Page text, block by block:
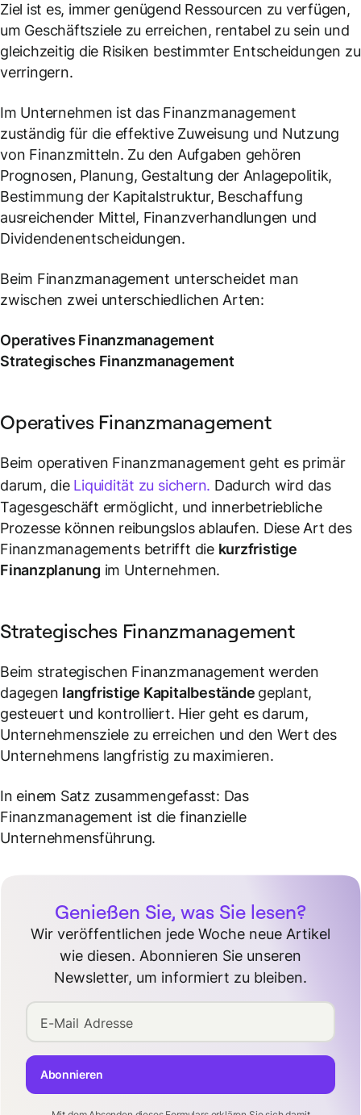
Ziel ist es, immer genügend Ressourcen zu verfügen,
um Geschäftsziele zu erreichen, rentabel zu sein und
gleichzeitig die Risiken bestimmter Entscheidungen zu
verringern.
Im Unternehmen ist das Finanzmanagement
zuständig für die effektive Zuweisung und Nutzung
von Finanzmitteln. Zu den Aufgaben gehören
Prognosen, Planung, Gestaltung der Anlagepolitik,
Bestimmung der Kapitalstruktur, Beschaffung
ausreichender Mittel, Finanzverhandlungen und
Dividendenentscheidungen.
Beim Finanzmanagement unterscheidet man
zwischen zwei unterschiedlichen Arten:
Operatives Finanzmanagement
Strategisches Finanzmanagement
Operatives Finanzmanagement
Beim operativen Finanzmanagement geht es primär
darum, die Liquidität zu sichern. Dadurch wird das
Tagesgeschäft ermöglicht, und innerbetriebliche
Prozesse können reibungslos ablaufen. Diese Art des
Finanzmanagements betrifft die kurzfristige
Finanzplanung im Unternehmen.
Strategisches Finanzmanagement
Beim strategischen Finanzmanagement werden
dagegen langfristige Kapitalbestände geplant,
gesteuert und kontrolliert. Hier geht es darum,
Unternehmensziele zu erreichen und den Wert des
Unternehmens langfristig zu maximieren.
In einem Satz zusammengefasst: Das
Finanzmanagement ist die finanzielle
Unternehmensführung.
Genießen Sie, was Sie lesen?
Wir veröffentlichen jede Woche neue Artikel
wie diesen. Abonnieren Sie unseren
Newsletter, um informiert zu bleiben.
E-Mail Adresse
Abonnieren